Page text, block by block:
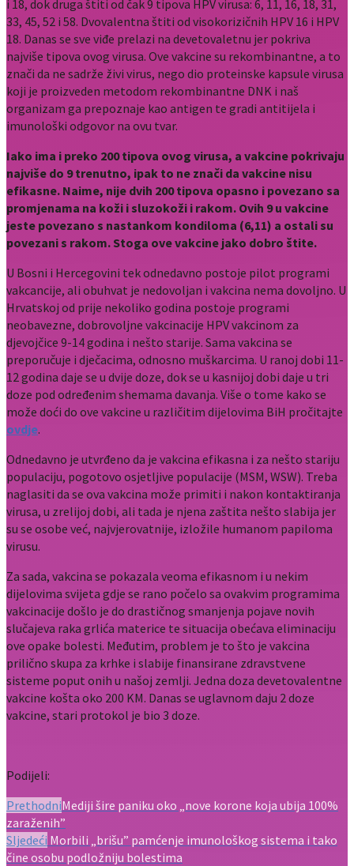
i 18, dok druga štiti od čak 9 tipova HPV virusa: 6, 11, 16, 18, 31,
33, 45, 52 i 58. Dvovalentna štiti od visokorizičnih HPV 16 i HPV
18. Danas se sve viđe prelazi na devetovaletnu jer pokriva
najviše tipova ovog virusa. Ove vakcine su rekombinantne, a to
znači da ne sadrže živi virus, nego dio proteinske kapsule virusa
koji je proizveden metodom rekombinantne DNK i naš
organizam ga prepoznaje kao antigen te gradi antitijela i
imunološki odgovor na ovu tvar.
Iako ima i preko 200 tipova ovog virusa, a vakcine pokrivaju
najviše do 9 trenutno, ipak to ne znači da vakcine nisu
efikasne. Naime, nije dvih 200 tipova opasno i povezano sa
promjenama na koži i sluzokoži i rakom. Ovih 9 u vakcine
jeste povezano s nastankom kondiloma (6,11) a ostali su
povezani s rakom. Stoga ove vakcine jako dobro štite.
U Bosni i Hercegovini tek odnedavno postoje pilot programi
vakcancije, ali obuhvat je nedovoljan i vakcina nema dovoljno. U
Hrvatskoj od prije nekoliko godina postoje programi
neobavezne, dobrovoljne vakcinacije HPV vakcinom za
djevojčice 9-14 godina i nešto starije. Sama vakcina se
preporučuje i dječacima, odnosno muškarcima. U ranoj dobi 11-
12 godina daje se u dvije doze, dok se u kasnijoj dobi daje u tri
doze pod određenim shemama davanja. Više o tome kako se
može doći do ove vakcine u različitim dijelovima BiH pročitajte
ovdje.
Odnedavno je utvrđeno da je vakcina efikasna i za nešto stariju
populaciju, pogotovo osjetljive populacije (MSM, WSW). Treba
naglasiti da se ova vakcina može primiti i nakon kontaktiranja
virusa, u zrelijoj dobi, ali tada je njena zaštita nešto slabija jer
su se osobe već, najvjerovatnije, izložile humanom papiloma
virusu.
Za sada, vakcina se pokazala veoma efikasnom i u nekim
dijelovima svijeta gdje se rano počelo sa ovakvim programima
vakcinacije došlo je do drastičnog smanjenja pojave novih
slučajeva raka grlića materice te situacija obećava eliminaciju
ove opake bolesti. Međutim, problem je to što je vakcina
prilično skupa za krhke i slabije finansirane zdravstvene
sisteme poput onih u našoj zemlji. Jedna doza devetovalentne
vakcine košta oko 200 KM. Danas se uglavnom daju 2 doze
vakcine, stari protokol je bio 3 doze.
Podijeli:
PrethodniMediji šire paniku oko „nove korone koja ubija 100%
zaraženih”
Sljedeći Morbili „brišu” pamćenje imunološkog sistema i tako
čine osobu podložniju bolestima